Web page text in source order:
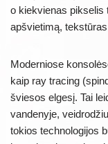
o kiekvienas pikselis
apšvietimą,
Moderniose
kaip ray tracing
šviesos elgesį. Tai
vandenyje,
tokios technologijos